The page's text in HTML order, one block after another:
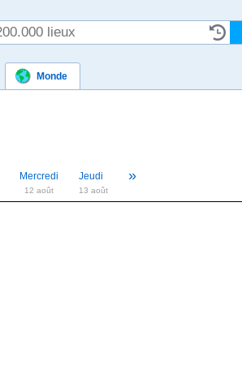
Monde
Mercredi
12 août
Jeudi
13 août
»